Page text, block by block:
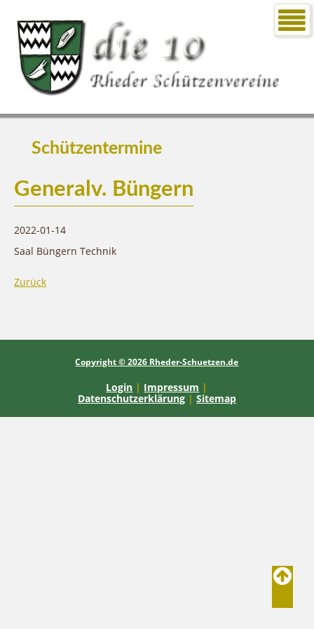
Schützentermine
Generalv. Büngern
2022-01-14
Saal Büngern Technik
Zurück
Copyright © 2026 Rheder-Schuetzen.de
Login | Impressum |
Datenschutzerklärung | Sitemap